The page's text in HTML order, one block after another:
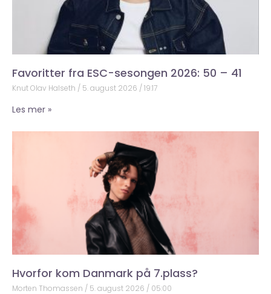
Favoritter fra ESC-sesongen 2026: 50 – 41
Knut Olav Halseth 5. august 2026 19:17
Les mer »
Hvorfor kom Danmark på 7.plass?
Morten Thomassen 5. august 2026 05:00